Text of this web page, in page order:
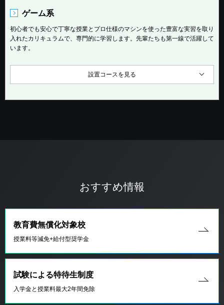
ゲーム系
初心者でも安心で丁寧な授業とプロ仕様のマシンを使った豊富な実習を取り
入れたカリキュラムで、専門的に学習します。先輩たちも第一線で活躍して
います。
設置コースを見る
おすすめ情報
教育費無償化対象校
授業料等減免+給付型奨学金
試験による特待生制度
入学金と授業料最大2年間免除